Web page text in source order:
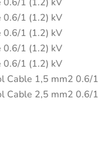
0.6/1 (1.2) kV
0.6/1 (1.2) kV
0.6/1 (1.2) kV
0.6/1 (1.2) kV
Cable 1,5 mm2 0.6/
Cable 2,5 mm2 0.6/